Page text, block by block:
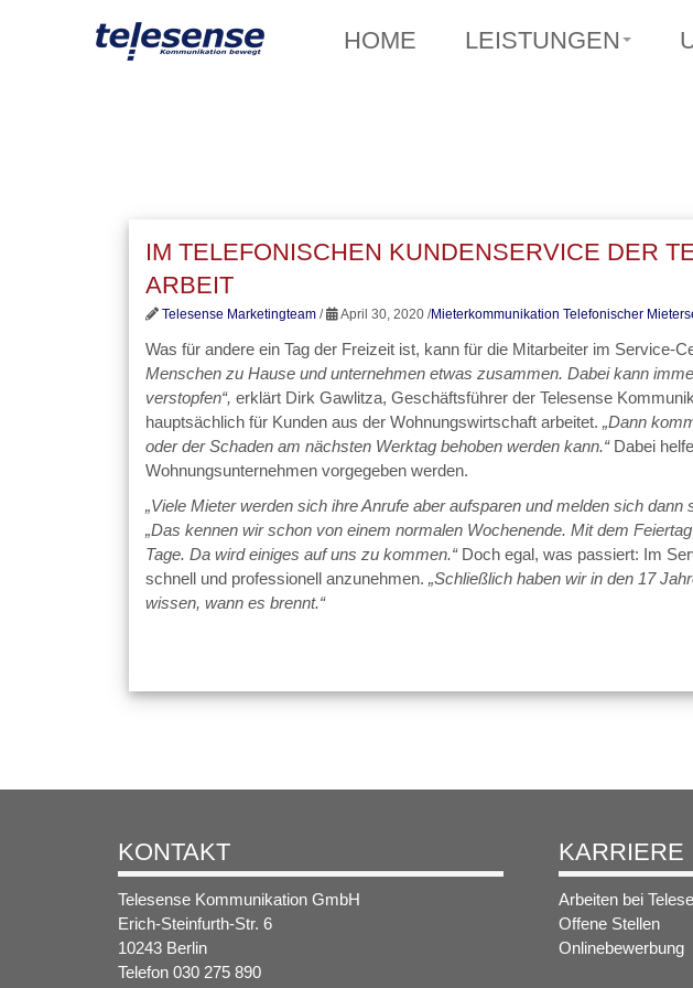
HOME LEISTUNGEN
IM TELEFONISCHEN KUNDENSERVICE DER
ARBEIT
Telesense Marketingteam / April 30, 2020 /Mieterkommunikation Telefonischer
Was für andere ein Tag der Freizeit ist, kann für die Mitarbeiter im Service-
Menschen zu Hause und unternehmen etwas zusammen. Dabei kann
verstopfen“, erklärt Dirk Gawlitza, Geschäftsführer der Telesense
hauptsächlich für Kunden aus der Wohnungswirtschaft arbeitet. „Dann
oder der Schaden am nächsten Werktag behoben werden kann.“ Dabei
Wohnungsunternehmen vorgegeben werden.
„Viele Mieter werden sich ihre Anrufe aber aufsparen und melden sich dann
„Das kennen wir schon von einem normalen Wochenende. Mit dem
Tage. Da wird einiges auf uns zu kommen.“Doch egal, was passiert: Im
schnell und professionell anzunehmen. „Schließlich haben wir in den 17
wissen, wann es brennt.“
KONTAKT
Telesense Kommunikation GmbH
Erich-Steinfurth-Str. 6
10243 Berlin
Telefon 030 275 890
KARRIERE
Arbeiten bei
Offene Stellen
Onlinebewerbung